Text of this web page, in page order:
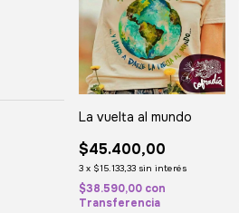
La vuelta al mundo
$45.400,00
3 x $15.133,33 sin interés
$38.590,00 con
Transferencia